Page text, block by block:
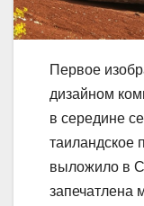
Первое
дизайном
в середине
таиландское
выложило в
запечатлена